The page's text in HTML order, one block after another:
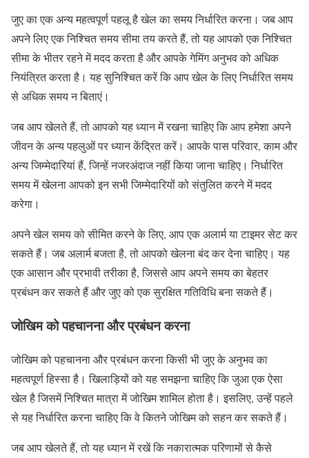
जुए का एक अन्य महत्वपूर्ण पहलू है खेल का समय निर्धारित करना। जब आप
अपने लिए एक निश्चित समय सीमा तय करते हैं, तो यह आपको एक निश्चित
सीमा के भीतर रहने में मदद करता है और आपके गेमिंग अनुभव को अधिक
नियंत्रित करता है। यह सुनिश्चित करें कि आप खेल के लिए निर्धारित समय
से अधिक समय न बिताएं।
जब आप खेलते हैं, तो आपको यह ध्यान में रखना चाहिए कि आप हमेशा अपने
जीवन के अन्य पहलुओं पर ध्यान केंद्रित करें। आपके पास परिवार, काम और
अन्य जिम्मेदारियां हैं, जिन्हें नजरअंदाज नहीं किया जाना चाहिए। निर्धारित
समय में खेलना आपको इन सभी जिम्मेदारियों को संतुलित करने में मदद
करेगा।
अपने खेल समय को सीमित करने के लिए, आप एक अलार्म या टाइमर सेट कर
सकते हैं। जब अलार्म बजता है, तो आपको खेलना बंद कर देना चाहिए। यह
एक आसान और प्रभावी तरीका है, जिससे आप अपने समय का बेहतर
प्रबंधन कर सकते हैं और जुए को एक सुरक्षित गतिविधि बना सकते हैं।
जोखिम को पहचानना और प्रबंधन करना
जोखिम को पहचानना और प्रबंधन करना किसी भी जुए के अनुभव का
महत्वपूर्ण हिस्सा है। खिलाड़ियों को यह समझना चाहिए कि जुआ एक ऐसा
खेल है जिसमें निश्चित मात्रा में जोखिम शामिल होता है। इसलिए, उन्हें पहले
से यह निर्धारित करना चाहिए कि वे कितने जोखिम को सहन कर सकते हैं।
जब आप खेलते हैं, तो यह ध्यान में रखें कि नकारात्मक परिणामों से कैसे